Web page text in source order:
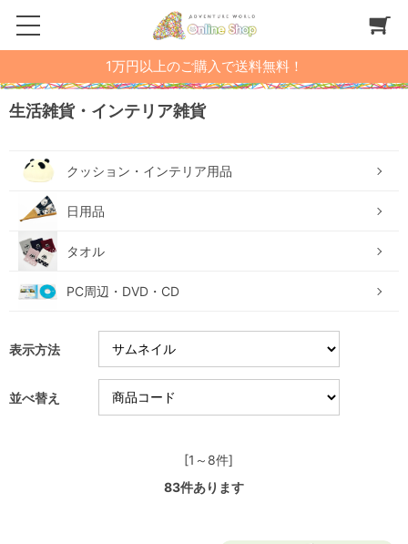
1万円以上のご購入で送料無料！
生活雑貨・インテリア雑貨
クッション・インテリア用品
日用品
タオル
PC周辺・DVD・CD
表示方法
並べ替え
[1～8件]
83件あります